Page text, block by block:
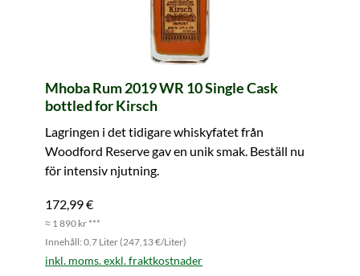
Mhoba Rum 2019 WR 10 Single Cask
bottled for Kirsch
Lagringen i det tidigare whiskyfatet från
Woodford Reserve gav en unik smak. Beställ nu
för intensiv njutning.
172,99 €
≈ 1 890 kr ***
Innehåll: 0.7 Liter (247,13 €/Liter)
inkl. moms. exkl. fraktkostnader